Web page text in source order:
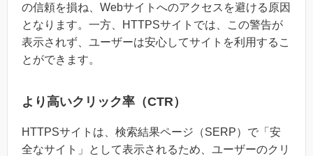
の信頼を損ね、Webサイトへのアクセスを避ける原因
となります。一方、HTTPSサイトでは、この警告が
表示されず、ユーザーは安心してサイトを利用するこ
とができます。
より高いクリック率（CTR）
HTTPSサイトは、検索結果ページ（SERP）で「安
全なサイト」として表示されるため、ユーザーのクリ